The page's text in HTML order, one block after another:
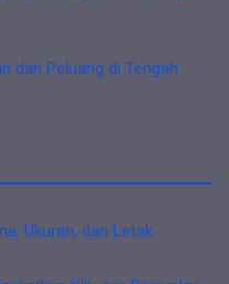
dan Peluang di Tengah
Ukuran, dan Letak